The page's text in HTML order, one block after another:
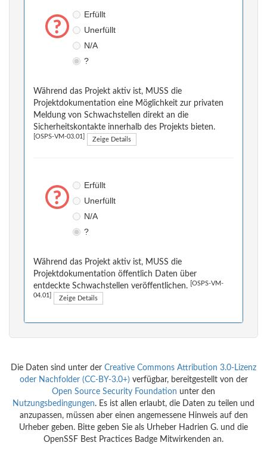
Erfüllt
Unerfüllt
N/A
?
Während das Projekt aktiv ist, MUSS die
Projektdokumentation eine Möglichkeit zur privaten
Meldung von Schwachstellen direkt an die
Sicherheitskontakte innerhalb des Projekts bieten.
[OSPS-VM-03.01] Zeige Details
Erfüllt
Unerfüllt
N/A
?
Während das Projekt aktiv ist, MUSS die
Projektdokumentation öffentlich Daten über
entdeckte Schwachstellen veröffentlichen.
[OSPS-VM-
04.01] Zeige Details
Die Daten sind unter der Creative Commons Attribution 3.0-Lizenz
oder Nachfolder (CC-BY-3.0+) verfügbar, bereitgestellt von der
Open Source Security Foundation unter den
Nutzungsbedingungen. Es ist allen erlaubt, die Daten zu teilen und
anzupassen, müssen aber einen angemessene Hinweis auf den
Urheber geben. Bitte geben Sie als Urheber Hadrien G. und die
OpenSSF Best Practices Badge Mitwirkenden an.